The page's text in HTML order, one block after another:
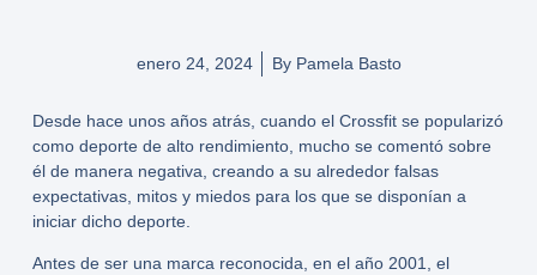
enero 24, 2024 ByPamela Basto
Desde hace unos años atrás, cuando el Crossfitse popularizó
como deporte de alto rendimiento, mucho se comentó sobre
él de manera negativa, creando a su alrededor falsas
expectativas, mitos y miedos para los que se disponían a
iniciar dicho deporte.
Antes de ser una marca reconocida, en el año 2001, el